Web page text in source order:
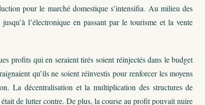
pour le marché domestique s’intensifia. Au milieu des
l’électronique en passant par le tourisme et la vente
profits qui en seraient tirés soient réinjectés dans le budget
qu’ils ne soient réinvestis pour renforcer les moyens
La décentralisation et la multiplication des structures de
de lutter contre. De plus, la course au profit pouvait nuire